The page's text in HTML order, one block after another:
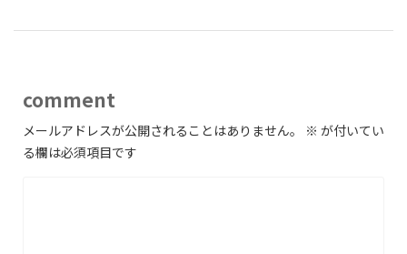
comment
メールアドレスが公開されることはありません。 ※ が付いてい
る欄は必須項目です